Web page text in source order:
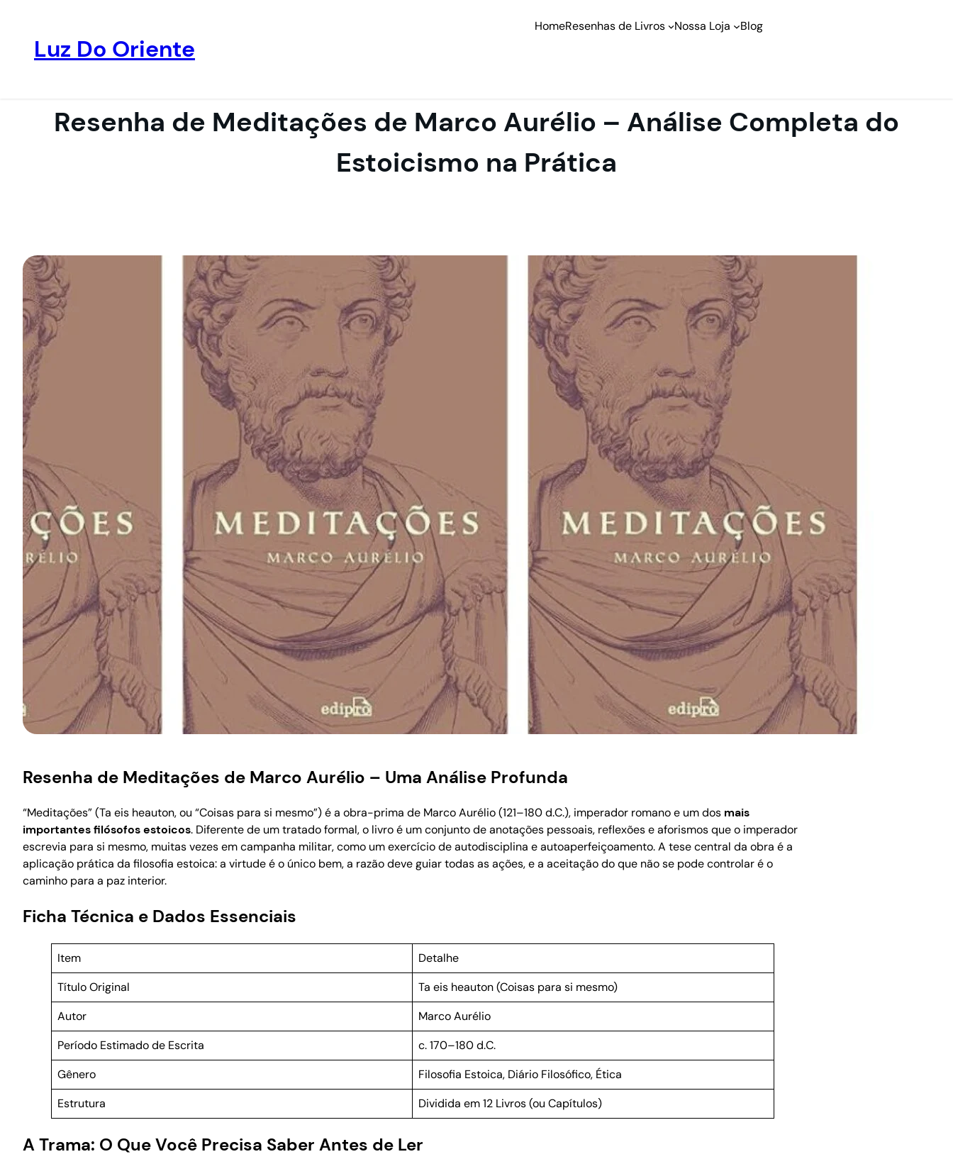
Luz Do Oriente
HomeResenhas de Livros Nossa Loja Blog
Resenha de Meditações de Marco Aurélio – Análise Completa do
Estoicismo na Prática
Resenha de Meditações de Marco Aurélio – Uma Análise Profunda
“Meditações” (Ta eis heauton, ou “Coisas para si mesmo”) é a obra-prima de Marco Aurélio (121–180 d.C.), imperador romano e um dos mais
importantes filósofos estoicos. Diferente de um tratado formal, o livro é um conjunto de anotações pessoais, reflexões e aforismos que o imperador
escrevia para si mesmo, muitas vezes em campanha militar, como um exercício de autodisciplina e autoaperfeiçoamento. A tese central da obra é a
aplicação prática da filosofia estoica: a virtude é o único bem, a razão deve guiar todas as ações, e a aceitação do que não se pode controlar é o
caminho para a paz interior.
Ficha Técnica e Dados Essenciais
Item
Detalhe
Título Original
Ta eis heauton (Coisas para si mesmo)
Autor
Marco Aurélio
Período Estimado de Escrita
c. 170–180 d.C.
Gênero
Filosofia Estoica, Diário Filosófico, Ética
Estrutura
Dividida em 12 Livros (ou Capítulos)
A Trama: O Que Você Precisa Saber Antes de Ler